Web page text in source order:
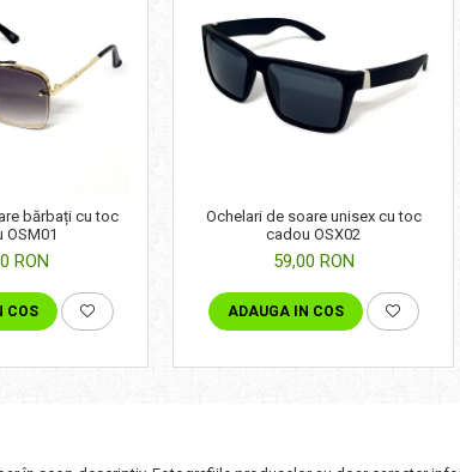
bărbați cu toc
OSM01
RON
COS
Ochelari de soare unisex cu toc
cadou OSX02
59,00 RON
ADAUGA IN COS